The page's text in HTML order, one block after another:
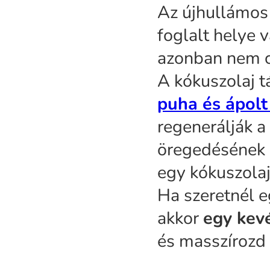
Az
foglalt helye
azonban nem
A kókuszolaj
puha és
regenerálják
egy
Ha szeretnél
akkor egy
és